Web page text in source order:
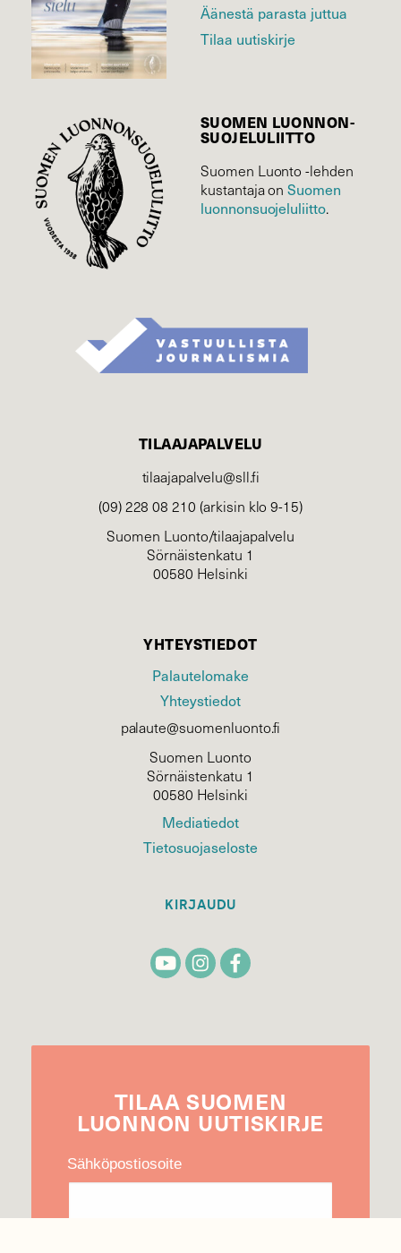
Äänestä parasta juttua
Tilaa uutiskirje
SUOMEN LUONNON­
SUOJELU­LIITTO
Suomen Luonto -lehden
kustantaja onSuomen
luonnonsuojelu­liitto.
TILAAJAPALVELU
tilaajapalvelu@sll.fi
(09) 228 08 210 (arkisin klo 9-15)
Suomen Luonto/tilaajapalvelu
Sörnäistenkatu 1
00580 Helsinki
YHTEYSTIEDOT
Palautelomake
Yhteystiedot
palaute@suomenluonto.fi
Suomen Luonto
Sörnäistenkatu 1
00580 Helsinki
Mediatiedot
Tietosuojaseloste
KIRJAUDU
TILAA SUOMEN
LUONNON UUTIS­KIRJE
Sähköpostiosoite